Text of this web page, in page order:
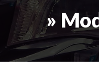
»